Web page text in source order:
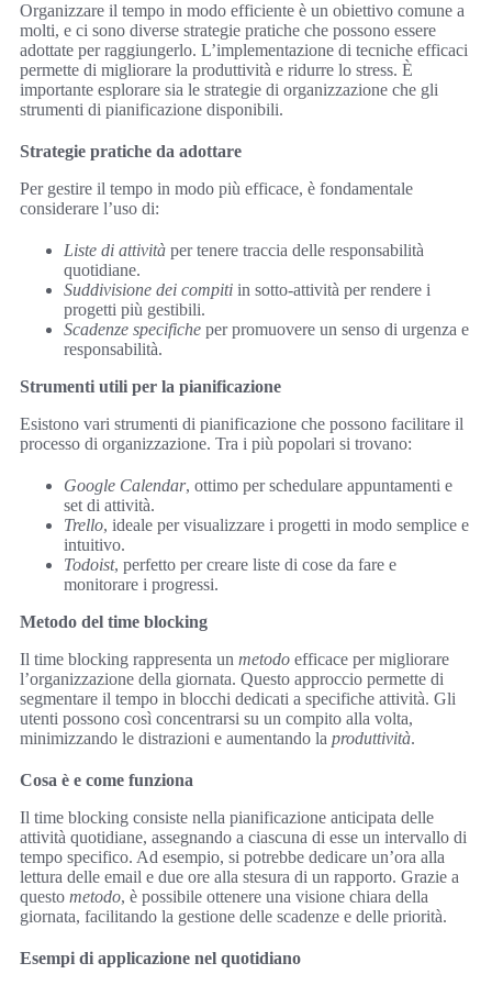
Organizzare il tempo in modo efficiente è un obiettivo comune a
molti, e ci sono diverse strategie pratiche che possono essere
adottate per raggiungerlo. L’implementazione di tecniche efficaci
permette di migliorare la produttività e ridurre lo stress. È
importante esplorare sia le strategie di organizzazione che gli
strumenti di pianificazione disponibili.
Strategie pratiche da adottare
Per gestire il tempo in modo più efficace, è fondamentale
considerare l’uso di:
Liste di attività per tenere traccia delle responsabilità
quotidiane.
Suddivisione dei compiti in sotto-attività per rendere i
progetti più gestibili.
Scadenze specifiche per promuovere un senso di urgenza e
responsabilità.
Strumenti utili per la pianificazione
Esistono vari strumenti di pianificazione che possono facilitare il
processo di organizzazione. Tra i più popolari si trovano:
Google Calendar, ottimo per schedulare appuntamenti e
set di attività.
Trello, ideale per visualizzare i progetti in modo semplice e
intuitivo.
Todoist, perfetto per creare liste di cose da fare e
monitorare i progressi.
Metodo del time blocking
Il time blocking rappresenta un metodo efficace per migliorare
l’organizzazione della giornata. Questo approccio permette di
segmentare il tempo in blocchi dedicati a specifiche attività. Gli
utenti possono così concentrarsi su un compito alla volta,
minimizzando le distrazioni e aumentando la produttività.
Cosa è e come funziona
Il time blocking consiste nella pianificazione anticipata delle
attività quotidiane, assegnando a ciascuna di esse un intervallo di
tempo specifico. Ad esempio, si potrebbe dedicare un’ora alla
lettura delle email e due ore alla stesura di un rapporto. Grazie a
questo metodo, è possibile ottenere una visione chiara della
giornata, facilitando la gestione delle scadenze e delle priorità.
Esempi di applicazione nel quotidiano